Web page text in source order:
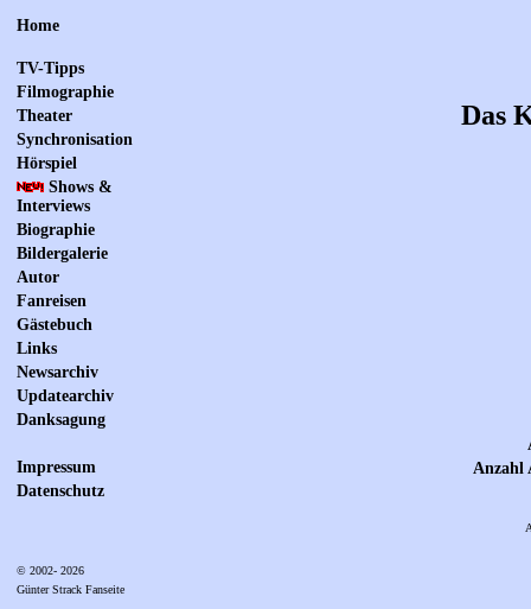
Home
TV-Tipps
Filmographie
Theater
Synchronisation
Hörspiel
Shows &
Interviews
Biographie
Bildergalerie
Autor
Fanreisen
Gästebuch
Links
Newsarchiv
Updatearchiv
Danksagung
Impressum
Datenschutz
© 2002- 2026
Günter Strack Fanseite
Das
Anzahl